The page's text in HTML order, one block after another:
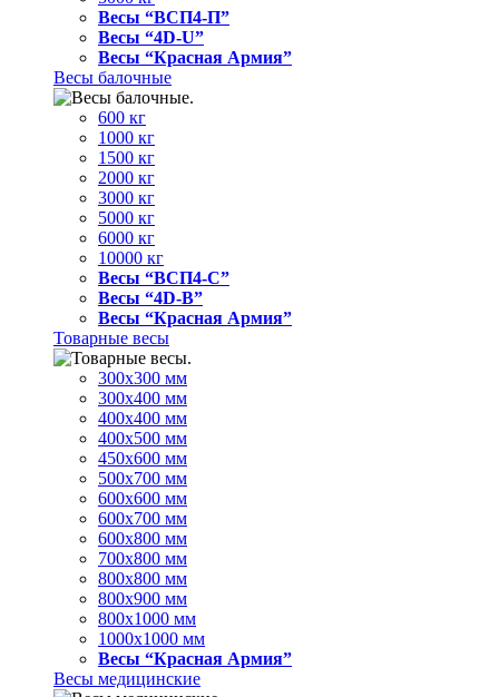
Весы “ВСП4-П”
Весы “4D-U”
Весы “Красная Армия”
Весы балочные
600 кг
1000 кг
1500 кг
2000 кг
3000 кг
5000 кг
6000 кг
10000 кг
Весы “ВСП4-С”
Весы “4D-В”
Весы “Красная Армия”
Товарные весы
300х300 мм
300х400 мм
400х400 мм
400х500 мм
450х600 мм
500х700 мм
600х600 мм
600х700 мм
600х800 мм
700х800 мм
800х800 мм
800х900 мм
800х1000 мм
1000х1000 мм
Весы “Красная Армия”
Весы медицинские